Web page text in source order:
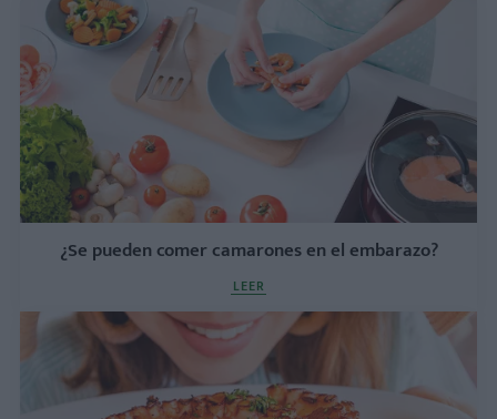
¿Se pueden comer camarones en el embarazo?
LEER